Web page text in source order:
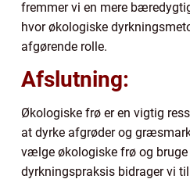
fremmer vi en mere
hvor økologiske
afgørende rolle.
Afslutning:
Økologiske frø er en vigtig
at dyrke afgrøder og
vælge økologiske frø og bruge
dyrkningspraksis bidrager vi